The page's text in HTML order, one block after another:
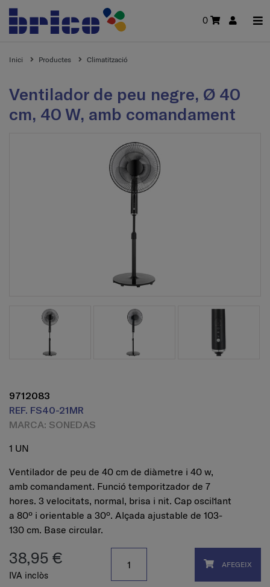
0
Inici Productes Climatització
Ventilador de peu negre, Ø 40
cm, 40 W, amb comandament
9712083
REF. FS40-21MR
MARCA: SONEDAS
1 UN
Ventilador de peu de 40 cm de diàmetre i 40 w,
amb comandament. Funció temporitzador de 7
hores. 3 velocitats, normal, brisa i nit. Cap oscil·lant
a 80º i orientable a 30º. Alçada ajustable de 103-
130 cm. Base circular.
38,95 €
IVA inclòs
AFEGEIX